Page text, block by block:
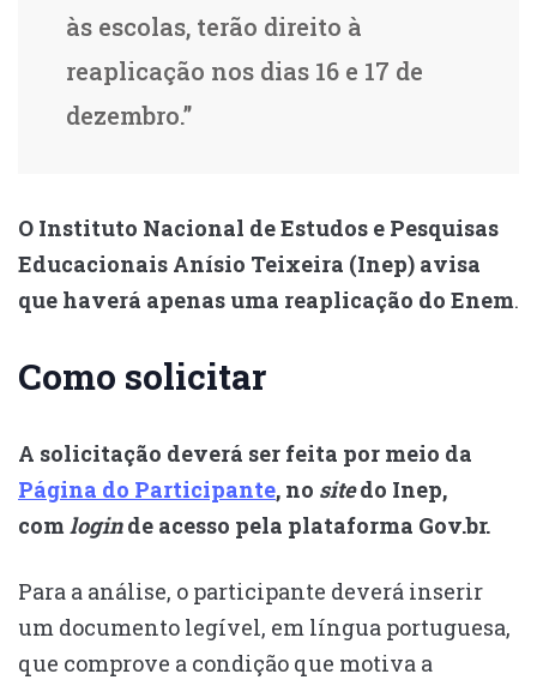
às escolas, terão direito à
reaplicação nos dias 16 e 17 de
dezembro.”
O Instituto Nacional de Estudos e Pesquisas
Educacionais Anísio Teixeira (Inep) avisa
que haverá apenas uma reaplicação do Enem.
Como solicitar
A solicitação deverá ser feita por meio da
Página do Participante, no sitedo Inep,
comloginde acesso pela plataforma Gov.br.
Para a análise, o participante deverá inserir
um documento legível, em língua portuguesa,
que comprove a condição que motiva a